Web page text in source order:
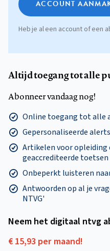
ACCOUNT
Heb je al een account of een
Altijd toegang tot alle
Abonneer vandaag nog!
Online toegang tot alle
Gepersonaliseerde
Artikelen voor
geaccrediteerde toetsen
Onbeperkt luisteren
Antwoorden op al je
NTVG'
Neem het digitaal ntvg
€ 15,93 per maand!